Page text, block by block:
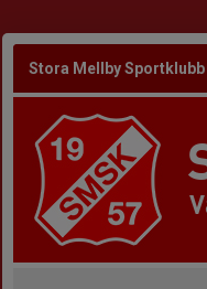
Stora Mellby Sportklubb